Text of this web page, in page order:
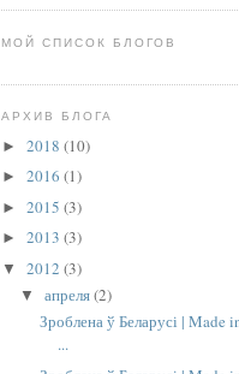
МОЙ СПИСОК БЛОГОВ
АРХИВ БЛОГА
► 2018 (10)
► 2016 (1)
► 2015 (3)
► 2013 (3)
▼ 2012 (3)
▼апреля(2)
Зроблена ў Беларусі | Made
...